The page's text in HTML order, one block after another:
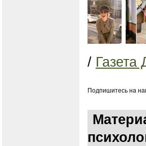
/ Газета
Подпишитесь на